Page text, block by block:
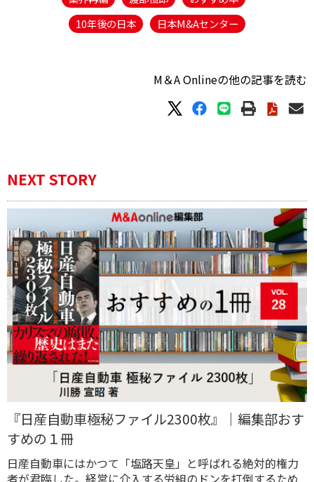
10年後の日本
日本M&Aセンター
M＆A Onlineの他の記事を読む
NEXT STORY
『日産自動車極秘ファイル2300枚』｜編集部おす
すめの１冊
日産自動車にはかつて「塩路天皇」と呼ばれる絶対的権力
者が君臨した。経営に介入する労組のドンを打倒するため